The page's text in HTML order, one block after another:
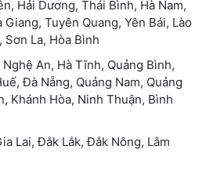
Hải Dương, Thái Bình, Hà Nam,
Tuyên Quang, Yên Bái, Lào
La, Hòa Bình
An, Hà Tĩnh, Quảng Bình,
Đà Nẵng, Quảng Nam, Quảng
Khánh Hòa, Ninh Thuận, Bình
Lai, Đắk Lắk, Đắk Nông, Lâm